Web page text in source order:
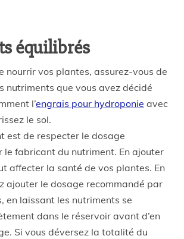
équilibrés
nourrir vos plantes, assurez-vous de
nutriments que vous avez décidé
l’engrais pour hydroponie avec
le sol.
est de respecter le dosage
le fabricant du nutriment. En ajouter
affecter la santé de vos plantes. En
ajouter le dosage recommandé par
en laissant les nutriments se
dans le réservoir avant d’en
Si vous déversez la totalité du